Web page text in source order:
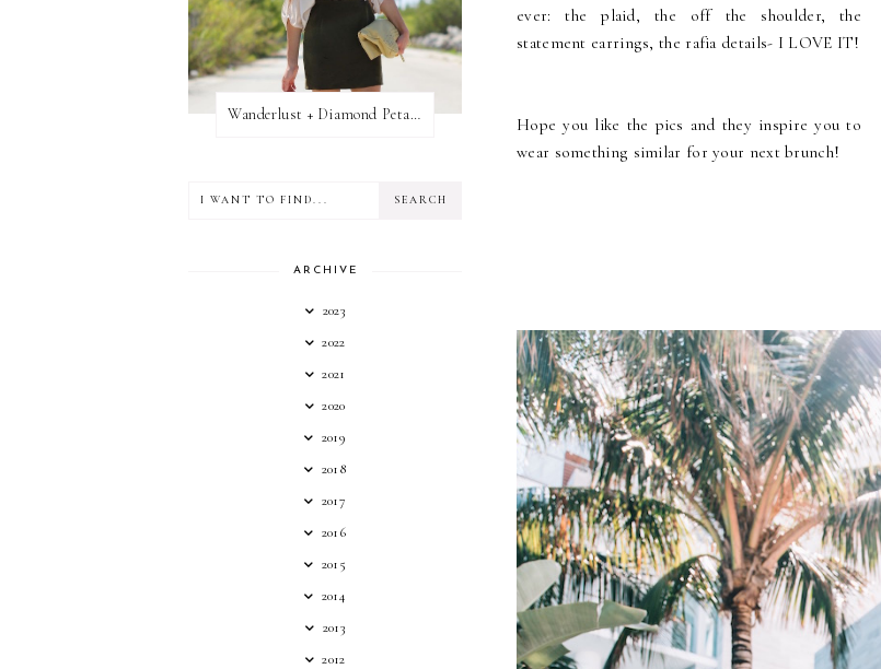
ever: the plaid, the off the shoulder, the
statement earrings, the rafia details- I LOVE IT!
Hope you like the pics and they inspire you to
wear something similar for your next brunch!
Wanderlust + Diamond Petal Giveaway
ARCHIVE
2023
2022
2021
2020
2019
2018
2017
2016
2015
2014
2013
2012